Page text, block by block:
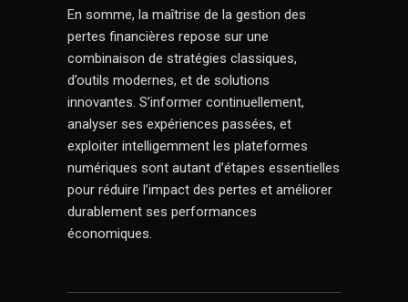
En somme, la maîtrise de la gestion des
pertes financières repose sur une
combinaison de stratégies classiques,
d’outils modernes, et de solutions
innovantes. S’informer continuellement,
analyser ses expériences passées, et
exploiter intelligemment les plateformes
numériques sont autant d’étapes essentielles
pour réduire l’impact des pertes et améliorer
durablement ses performances
économiques.